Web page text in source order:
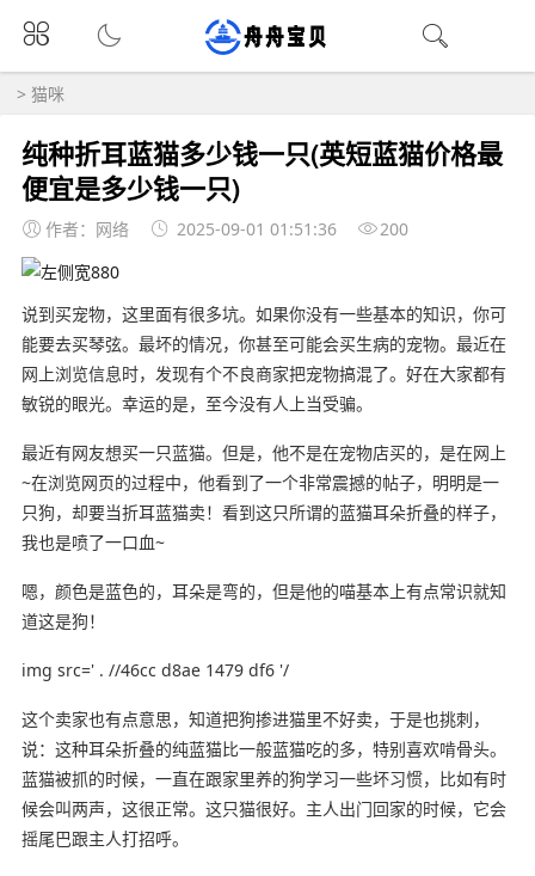
> 猫咪
纯种折耳蓝猫多少钱一只(英短蓝猫价格最
便宜是多少钱一只)
作者：网络 2025-09-01 01:51:36 200
说到买宠物，这里面有很多坑。如果你没有一些基本的知识，你可
能要去买琴弦。最坏的情况，你甚至可能会买生病的宠物。最近在
网上浏览信息时，发现有个不良商家把宠物搞混了。好在大家都有
敏锐的眼光。幸运的是，至今没有人上当受骗。
最近有网友想买一只蓝猫。但是，他不是在宠物店买的，是在网上
~在浏览网页的过程中，他看到了一个非常震撼的帖子，明明是一
只狗，却要当折耳蓝猫卖！看到这只所谓的蓝猫耳朵折叠的样子，
我也是喷了一口血~
嗯，颜色是蓝色的，耳朵是弯的，但是他的喵基本上有点常识就知
道这是狗！
img src=' . //46cc d8ae 1479 df6 '/
这个卖家也有点意思，知道把狗掺进猫里不好卖，于是也挑刺，
说：这种耳朵折叠的纯蓝猫比一般蓝猫吃的多，特别喜欢啃骨头。
蓝猫被抓的时候，一直在跟家里养的狗学习一些坏习惯，比如有时
候会叫两声，这很正常。这只猫很好。主人出门回家的时候，它会
摇尾巴跟主人打招呼。